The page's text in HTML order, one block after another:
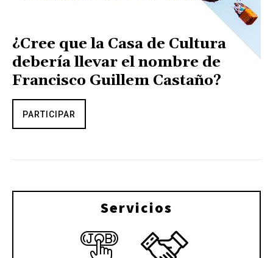
¿Cree que la Casa de Cultura
debería llevar el nombre de
Francisco Guillem Castaño?
PARTICIPAR
Servicios